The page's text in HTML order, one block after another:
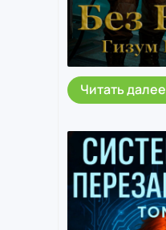
Читать далее